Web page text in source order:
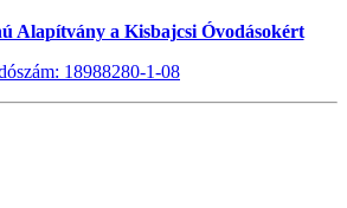
Alapítvány a Kisbajcsi Óvodásokért
18988280-1-08